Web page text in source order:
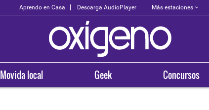
Aprendo en Casa Descarga AudioPlayer Más estaciones
Movida local Geek Concursos